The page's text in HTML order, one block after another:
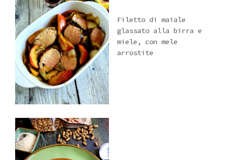
Filetto di maiale
glassato alla birra e
miele, con mele
arrostite